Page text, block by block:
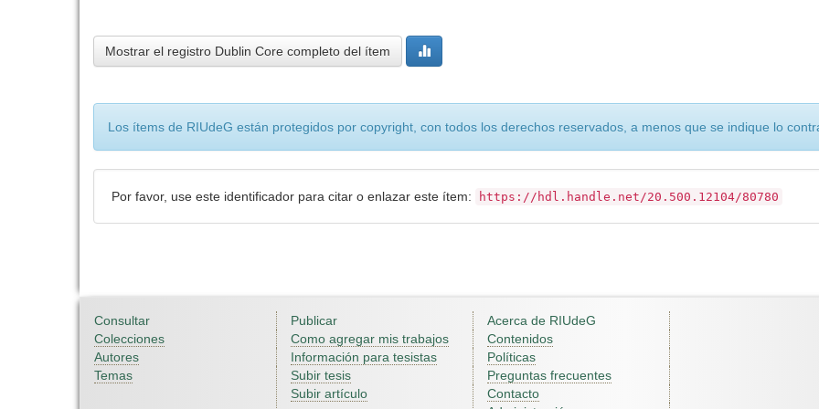
Mostrar el registro Dublin Core completo del ítem
Los ítems de RIUdeG están protegidos por copyright, con todos los derechos reservados, a menos que se indique lo
Por favor, use este identificador para citar o enlazar este ítem: https://hdl.handle.net/20.500.12104/80780
Consultar
Colecciones
Autores
Temas
Publicar
Como agregar mis trabajos
Información para tesistas
Subir tesis
Subir artículo
Acerca de RIUdeG
Contenidos
Políticas
Preguntas frecuentes
Contacto